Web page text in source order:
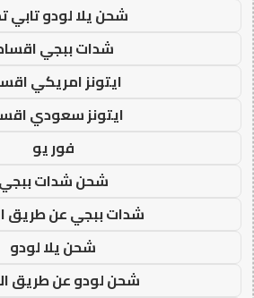
شحن يلا لودو تابي
شدات ببجي
ايتونز امريكي
ايتونز سعودي
فور يو
شحن شدات ببجي
شدات ببجي عن طريق
شحن يلا لودو
شحن لودو عن طريق